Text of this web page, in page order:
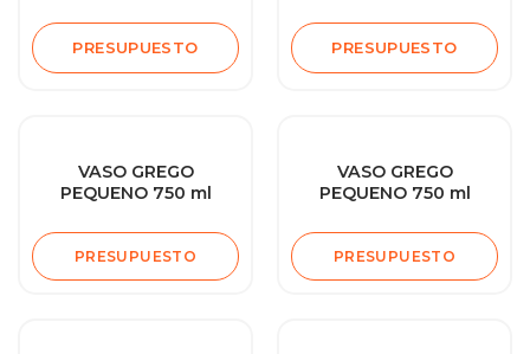
PRESUPUESTO PRESUPUESTO
VASO GREGO
PEQUENO 750 ml
PRESUPUESTO
VASO GREGO
PEQUENO 750 ml
PRESUPUESTO